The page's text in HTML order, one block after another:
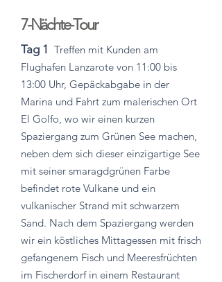
7-Nächte-Tour
Tag 1 Treffen mit Kunden am
Flughafen Lanzarote von 11:00 bis
13:00 Uhr, Gepäckabgabe in der
Marina und Fahrt zum malerischen Ort
El Golfo, wo wir einen kurzen
Spaziergang zum Grünen See machen,
neben dem sich dieser einzigartige See
mit seiner smaragdgrünen Farbe
befindet rote Vulkane und ein
vulkanischer Strand mit schwarzem
Sand. Nach dem Spaziergang werden
wir ein köstliches Mittagessen mit frisch
gefangenem Fisch und Meeresfrüchten
im Fischerdorf in einem Restaurant